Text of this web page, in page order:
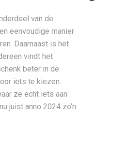
van de
eenvoudige manier
Daarnaast is het
vindt het
beter in de
iets te kiezen.
ze echt iets aan
juist anno 2024 zo’n